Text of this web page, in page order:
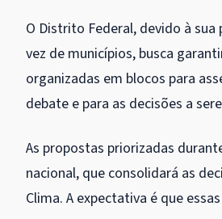
O Distrito Federal, devido à
vez de municípios, busca
organizadas em blocos para
debate e para as decisões a
As propostas priorizadas
nacional, que consolidará as
Clima. A expectativa é que